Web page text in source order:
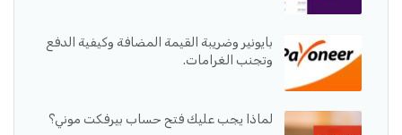
بايونير وضريبة القيمة المضافة وكيفية الدفع
وتجنب الغرامات.
لماذا يجب عليك فتح حساب بيرفكت موني؟